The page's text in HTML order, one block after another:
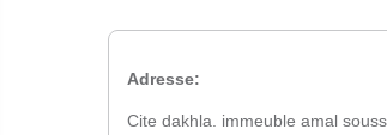
Adresse:
Cite dakhla. immeuble amal